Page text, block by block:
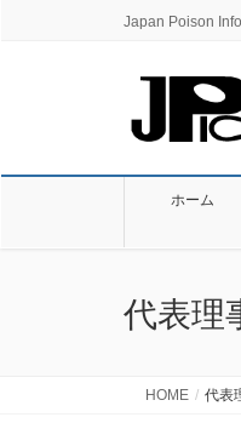
Japan Poison
ホーム
代表理
HOME 代表